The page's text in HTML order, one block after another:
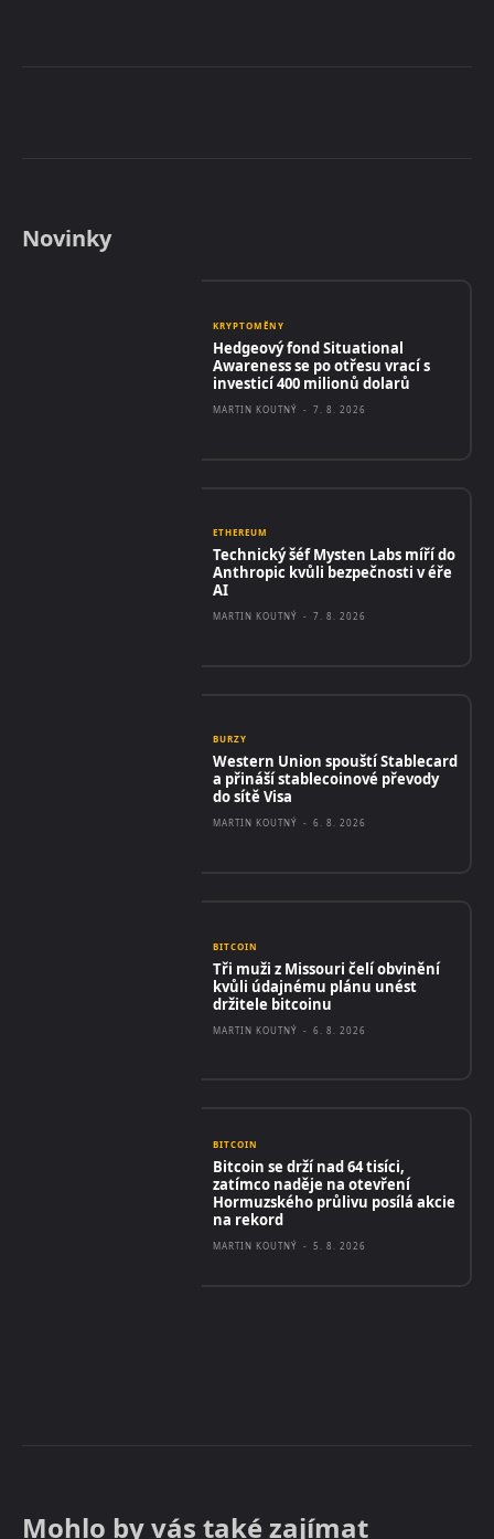
Novinky
KRYPTOMĚNY
Hedgeový fond Situational
Awareness se po otřesu vrací s
investicí 400 milionů dolarů
MARTIN KOUTNÝ - 7. 8. 2026
ETHEREUM
Technický šéf Mysten Labs míří do
Anthropic kvůli bezpečnosti v éře
AI
MARTIN KOUTNÝ - 7. 8. 2026
BURZY
Western Union spouští Stablecard
a přináší stablecoinové převody
do sítě Visa
MARTIN KOUTNÝ - 6. 8. 2026
BITCOIN
Tři muži z Missouri čelí obvinění
kvůli údajnému plánu unést
držitele bitcoinu
MARTIN KOUTNÝ - 6. 8. 2026
BITCOIN
Bitcoin se drží nad 64 tisíci,
zatímco naděje na otevření
Hormuzského průlivu posílá akcie
na rekord
MARTIN KOUTNÝ - 5. 8. 2026
Mohlo by vás také zajímat